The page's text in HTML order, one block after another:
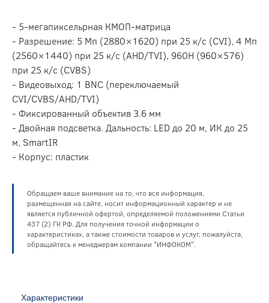
- 5-мегапиксельрная КМОП-матрица
- Разрешение: 5 Мп (2880×1620) при 25 к/c (CVI), 4 Мп
(2560×1440) при 25 к/c (AHD/TVI), 960H (960×576)
при 25 к/с (CVBS)
- Видеовыход: 1 BNC (переключаемый
CVI/CVBS/AHD/TVI)
- Фиксированный объектив 3.6 мм
- Двойная подсветка. Дальность: LED до 20 м, ИК до 25
м, SmartIR
- Корпус: пластик
Обращаем ваше внимание на то, что вся информация,
размещенная на сайте, носит информационный характер и не
является публичной офертой, определяемой положениями Статьи
437 (2) ГК РФ. Для получения точной информации о
характеристиках, а также стоимости товаров и услуг, пожалуйста,
обращайтесь к менеджерам компании "ИНФОКОМ".
Характеристики